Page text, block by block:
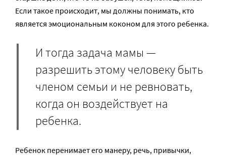
Если такое происходит, мы должны понимать, кто
является эмоциональным коконом для этого ребенка.
И тогда задача мамы —
разрешить этому человеку быть
членом семьи и не ревновать,
когда он воздействует на
ребенка.
Ребенок перенимает его манеру, речь, привычки,